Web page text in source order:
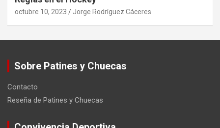
octubre 10, 2023 Jorge Rodríguez Cáceres
Sobre Patines y Chuecas
Contacto
Reseña de Patines y Chuecas